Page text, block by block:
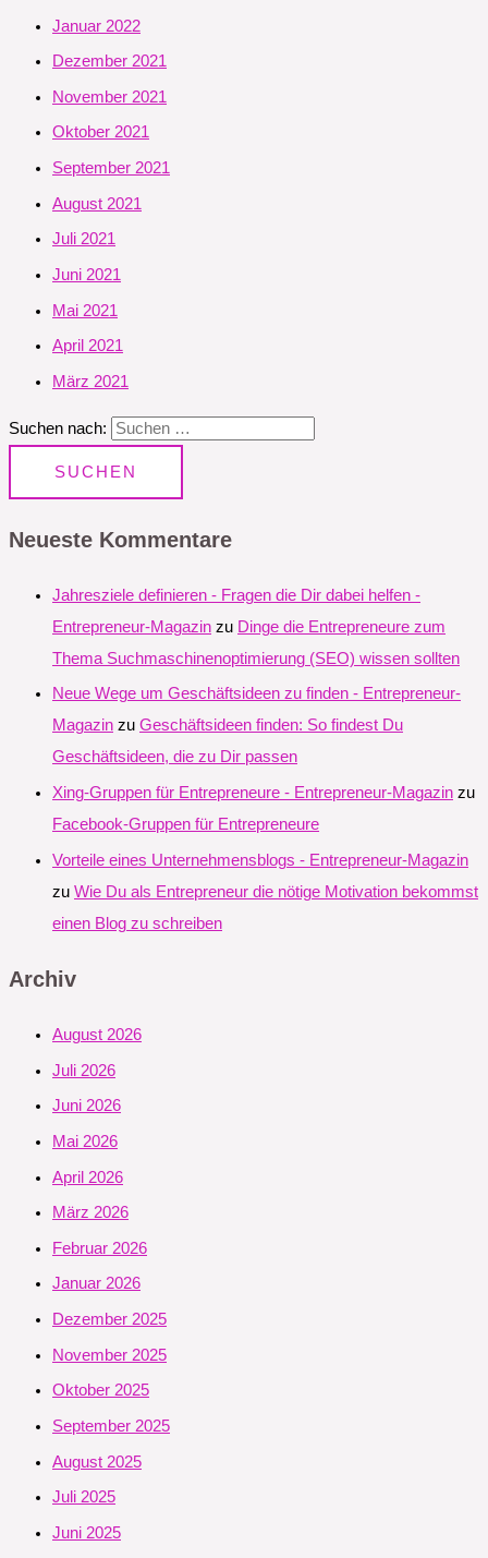
Januar 2022
Dezember 2021
November 2021
Oktober 2021
September 2021
August 2021
Juli 2021
Juni 2021
Mai 2021
April 2021
März 2021
Suchen nach:
Neueste Kommentare
Jahresziele definieren - Fragen die Dir dabei helfen -
Entrepreneur-Magazin zu Dinge die Entrepreneure zum
Thema Suchmaschinenoptimierung (SEO) wissen sollten
Neue Wege um Geschäftsideen zu finden - Entrepreneur-
Magazin zu Geschäftsideen finden: So findest Du
Geschäftsideen, die zu Dir passen
Xing-Gruppen für Entrepreneure - Entrepreneur-Magazin zu
Facebook-Gruppen für Entrepreneure
Vorteile eines Unternehmensblogs - Entrepreneur-Magazin
zu Wie Du als Entrepreneur die nötige Motivation bekommst
einen Blog zu schreiben
Archiv
August 2026
Juli 2026
Juni 2026
Mai 2026
April 2026
März 2026
Februar 2026
Januar 2026
Dezember 2025
November 2025
Oktober 2025
September 2025
August 2025
Juli 2025
Juni 2025